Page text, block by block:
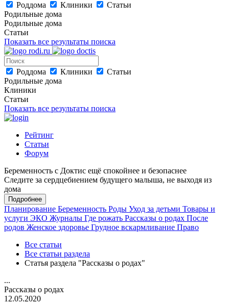
Роддома Клиники
Статьи
Родильные дома
Родильные дома
Статьи
Показать все результаты поиска
Роддома Клиники
Статьи
Родильные дома
Клиники
Статьи
Показать все результаты поиска
Рейтинг
Статьи
Форум
Беременность с Доктис ещё спокойнее и безопаснее
Следите за сердцебиением будущего малыша, не выходя из
дома
Подробнее
Планирование Беременность Роды Уход за детьми Товары и
услуги ЭКО Журналы Где рожать Рассказы о родах После
родов Женское здоровье Грудное вскармливание Право
Все статьи
Все статьи раздела
Статья раздела "Рассказы о родах"
...
Рассказы о родах
12.05.2020